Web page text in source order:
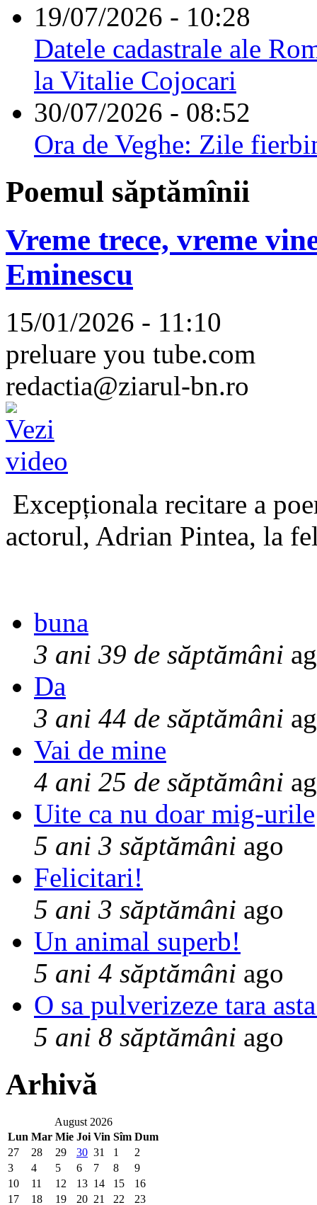
19/07/2026 - 10:28
Datele cadastrale ale
la Vitalie Cojocari
30/07/2026 - 08:52
Ora de Veghe: Zile
Poemul săptămînii
Vreme trece, vreme
Eminescu
15/01/2026 - 11:10
preluare you tube.com
redactia@ziarul-bn.ro
Excepționala recitare a
actorul, Adrian Pintea, la
buna
3 ani 39 de săptămâni
Da
3 ani 44 de săptămâni
Vai de mine
4 ani 25 de săptămâni
Uite ca nu doar mig-urile
5 ani 3 săptămâni ago
Felicitari!
5 ani 3 săptămâni ago
Un animal superb!
5 ani 4 săptămâni ago
O sa pulverizeze tara
5 ani 8 săptămâni ago
Arhivă
August 2026
Lun Mar Mie Joi Vin Sîm Dum
27
28 29 30 31 1
2
3
4 5 6 7 8
9
10
11 12 13 14 15
16
17
18 19 20 21 22 23